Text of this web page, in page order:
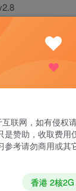
卓(Android)
都可以免费在线
联网，如有侵权
是赞助，收取费用
参考请勿商用或其
香港 2核2G